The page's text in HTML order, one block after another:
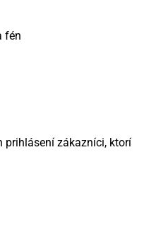
fén
prihlásení zákazníci, ktorí